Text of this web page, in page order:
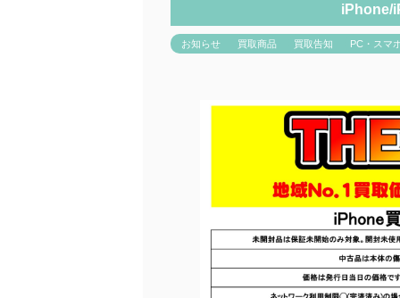
iPhone/
お知らせ 買取商品 買取告知 PC・スマ